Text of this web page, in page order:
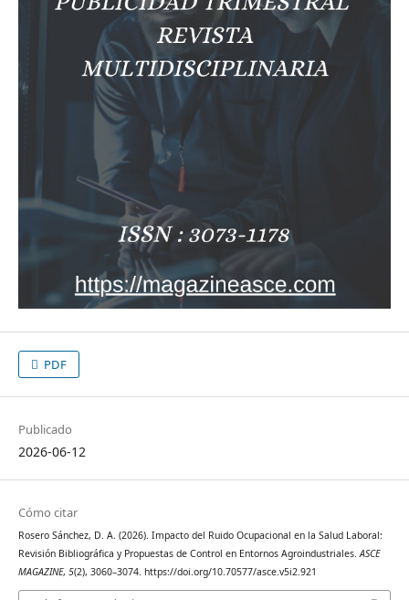
PDF
Publicado
2026-06-12
Cómo citar
Rosero Sánchez, D. A. (2026). Impacto del Ruido Ocupacional en la Salud Laboral:
Revisión Bibliográfica y Propuestas de Control en Entornos Agroindustriales. ASCE
MAGAZINE, 5(2), 3060–3074. https://doi.org/10.70577/asce.v5i2.921